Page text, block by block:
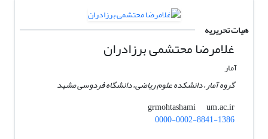
هیات تحریریه
غلامرضا محتشمی برزادران
آمار
گروه آمار، دانشکده علوم ریاضی، دانشگاه فردوسی مشهد
grmohtashami
um.ac.ir
0000-0002-8841-1386